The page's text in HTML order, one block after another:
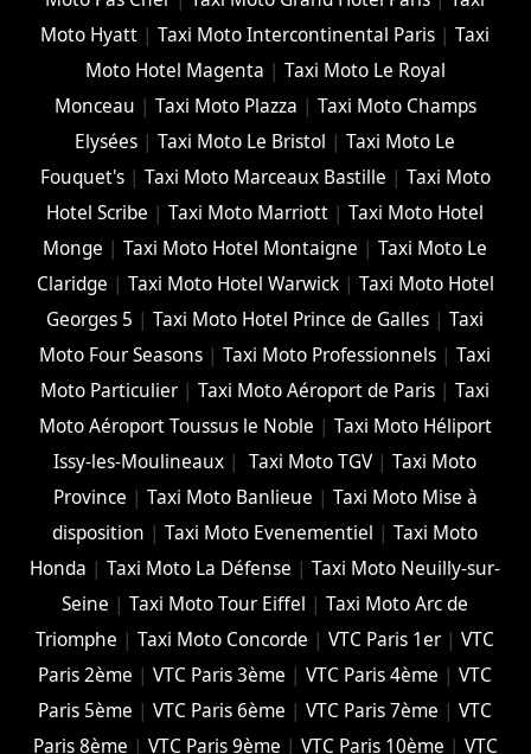
Moto Hyatt |Taxi Moto Intercontinental Paris |Taxi
Moto Hotel Magenta | Taxi Moto Le Royal
Monceau | Taxi Moto Plazza | Taxi Moto Champs
Elysées |Taxi Moto Le Bristol |Taxi Moto Le
Fouquet's| Taxi Moto Marceaux Bastille | Taxi Moto
Hotel Scribe |Taxi Moto Marriott |Taxi Moto Hotel
Monge |Taxi Moto Hotel Montaigne |Taxi Moto Le
Claridge | Taxi Moto Hotel Warwick| Taxi Moto Hotel
Georges 5 |Taxi Moto Hotel Prince de Galles |Taxi
Moto Four Seasons |Taxi Moto Professionnels |Taxi
Moto Particulier |Taxi Moto Aéroport de Paris |Taxi
Moto Aéroport Toussus le Noble | Taxi Moto Héliport
Issy-les-Moulineaux | Taxi Moto TGV|Taxi Moto
Province | Taxi Moto Banlieue | Taxi Moto Mise à
disposition |Taxi Moto Evenementiel |Taxi Moto
Honda |Taxi Moto La Défense |Taxi Moto Neuilly-sur-
Seine |Taxi Moto Tour Eiffel |Taxi Moto Arc de
Triomphe |Taxi Moto Concorde |VTC Paris 1er |VTC
Paris 2ème |VTC Paris 3ème |VTC Paris 4ème |VTC
Paris 5ème |VTC Paris 6ème |VTC Paris 7ème |VTC
Paris 8ème | VTC Paris 9ème | VTC Paris 10ème | VTC